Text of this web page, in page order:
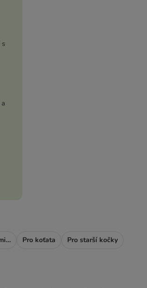
s
Doplňkové & veterinární krmivo Pro koťata Pro starší kočky